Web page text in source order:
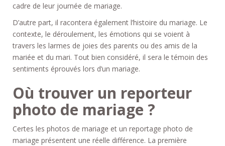
cadre de leur journée de mariage.
D’autre part, il racontera également l’histoire du mariage. Le
contexte, le déroulement, les émotions qui se voient à
travers les larmes de joies des parents ou des amis de la
mariée et du mari. Tout bien considéré, il sera le témoin des
sentiments éprouvés lors d’un mariage.
Où trouver un reporteur
photo de mariage ?
Certes les photos de mariage et un reportage photo de
mariage présentent une réelle différence. La première